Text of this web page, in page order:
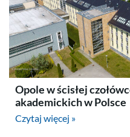
Opole w ścisłej
akademickich w Polsce
Czytaj więcej »